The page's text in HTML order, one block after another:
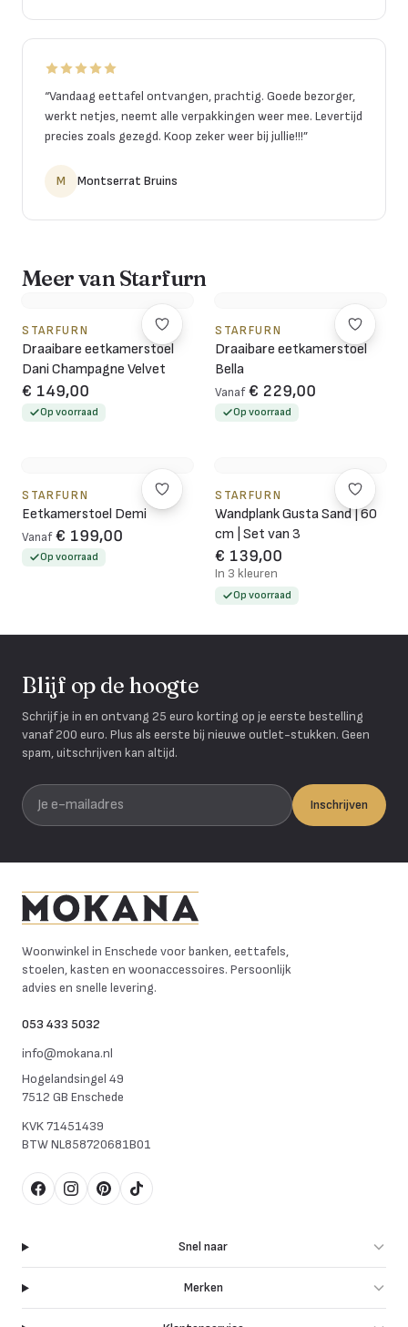
“Vandaag eettafel ontvangen, prachtig. Goede bezorger,
werkt netjes, neemt alle verpakkingen weer mee. Levertijd
precies zoals gezegd. Koop zeker weer bij jullie!!!”
M Montserrat Bruins
Meer van Starfurn
STARFURN
Draaibare eetkamerstoel
Dani Champagne Velvet
€ 149,00
Op voorraad
STARFURN
Draaibare eetkamerstoel
Bella
Vanaf € 229,00
Op voorraad
STARFURN
Eetkamerstoel Demi
Vanaf € 199,00
Op voorraad
STARFURN
Wandplank Gusta Sand | 60
cm | Set van 3
€ 139,00
In 3 kleuren
Op voorraad
Blijf op de hoogte
Schrijf je in en ontvang 25 euro korting op je eerste bestelling
vanaf 200 euro. Plus als eerste bij nieuwe outlet-stukken. Geen
spam, uitschrijven kan altijd.
Je e-mailadres
Inschrijven
Woonwinkel in Enschede voor banken, eettafels,
stoelen, kasten en woonaccessoires. Persoonlijk
advies en snelle levering.
053 433 5032
info@mokana.nl
Hogelandsingel 49
7512 GB Enschede
KVK71451439
BTWNL858720681B01
FacebookInstagram
Pinterest
TikTok
Snel naar
Merken